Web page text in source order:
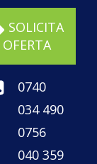
SOLICITA
OFERTA
0740
034 490
0756
040 359